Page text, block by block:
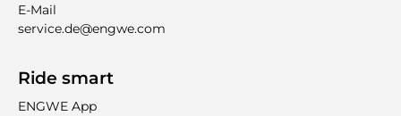
E-Mail
service.de@engwe.com
Ride smart
ENGWE App